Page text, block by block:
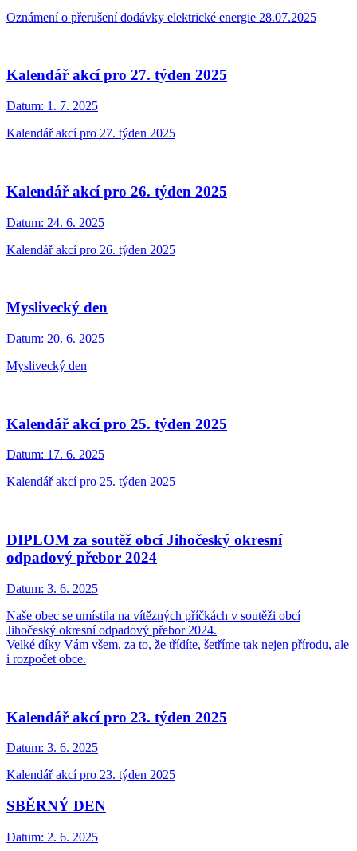
Oznámení o přerušení dodávky elektrické energie 28.07.2025
Kalendář akcí pro 27. týden 2025
Datum: 1. 7. 2025
Kalendář akcí pro 27. týden 2025
Kalendář akcí pro 26. týden 2025
Datum: 24. 6. 2025
Kalendář akcí pro 26. týden 2025
Myslivecký den
Datum: 20. 6. 2025
Myslivecký den
Kalendář akcí pro 25. týden 2025
Datum: 17. 6. 2025
Kalendář akcí pro 25. týden 2025
DIPLOM za soutěž obcí Jihočeský okresní
odpadový přebor 2024
Datum: 3. 6. 2025
Naše obec se umístila na vítězných příčkách v soutěži obcí
Jihočeský okresní odpadový přebor 2024.
Velké díky Vám všem, za to, že třídíte, šetříme tak nejen přírodu, ale
i rozpočet obce.
Kalendář akcí pro 23. týden 2025
Datum: 3. 6. 2025
Kalendář akcí pro 23. týden 2025
SBĚRNÝ DEN
Datum: 2. 6. 2025